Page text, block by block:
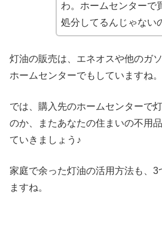
わ。ホームセンターで
処分してるんじゃない
灯油の販売は、エネオスや他のガ
ホームセンターでもしていますね。
では、購入先のホームセンターで
のか、またあなたの住まいの不用
ていきましょう♪
家庭で余った灯油の活用方法も、3
ますね。